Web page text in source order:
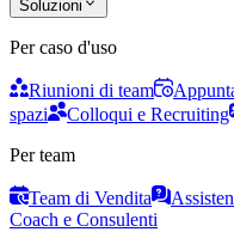
Soluzioni
Per caso d'uso
Riunioni di team
spazi
Colloqui e Recruiting
Per team
Team di Vendita
Coach e Consulenti